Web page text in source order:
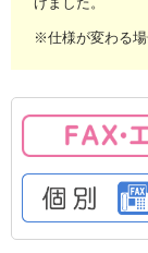
※仕様が変わる場